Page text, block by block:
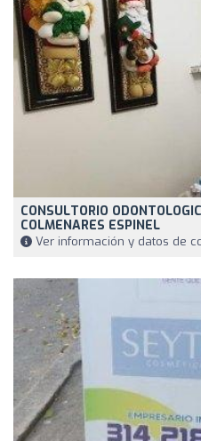
CONSULTORIO
COLMENARES ESPINEL
Ver información y datos de